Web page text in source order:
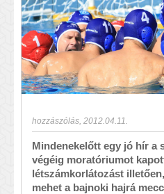
hozzászólás 2012.04.11.
Mindenekelőtt egy jó hír a
végéig moratóriumot
létszámkorlátozást
mehet a bajnoki hajrá